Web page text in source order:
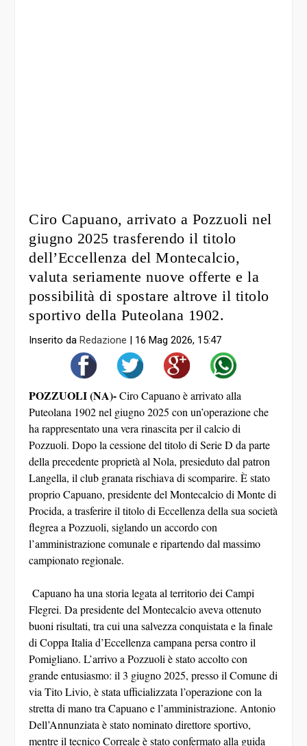
Ciro Capuano, arrivato a Pozzuoli nel
giugno 2025 trasferendo il titolo
dell’Eccellenza del Montecalcio,
valuta seriamente nuove offerte e la
possibilità di spostare altrove il titolo
sportivo della Puteolana 1902.
Inserito daRedazione | 16 Mag 2026, 15:47
POZZUOLI (NA)-Ciro Capuano è arrivato alla
Puteolana 1902 nel giugno 2025 con un’operazione che
ha rappresentato una vera rinascita per il calcio di
Pozzuoli. Dopo la cessione del titolo di Serie D da parte
della precedente proprietà al Nola, presieduto dal patron
Langella, il club granata rischiava di scomparire. È stato
proprio Capuano, presidente del Montecalcio di Monte di
Procida, a trasferire il titolo di Eccellenza della sua società
flegrea a Pozzuoli, siglando un accordo con
l’amministrazione comunale e ripartendo dal massimo
campionato regionale.
Capuano ha una storia legata al territorio dei Campi
Flegrei. Da presidente del Montecalcio aveva ottenuto
buoni risultati, tra cui una salvezza conquistata e la finale
di Coppa Italia d’Eccellenza campana persa contro il
Pomigliano. L’arrivo a Pozzuoli è stato accolto con
grande entusiasmo: il 3 giugno 2025, presso il Comune di
via Tito Livio, è stata ufficializzata l’operazione con la
stretta di mano tra Capuano e l’amministrazione. Antonio
Dell’Annunziata è stato nominato direttore sportivo,
mentre il tecnico Correale è stato confermato alla guida